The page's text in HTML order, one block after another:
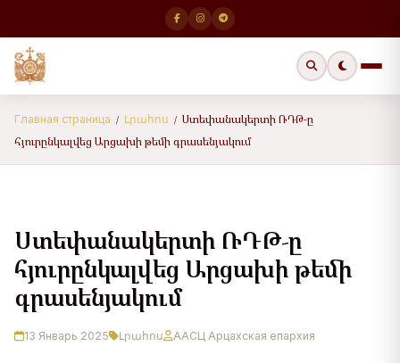
Главная страница / Լրահոս / Ստեփանակերտի ՌԴԹ-ը
հյուրընկալվեց Արցախի թեմի գրասենյակում
Ստեփանակերտի ՌԴԹ-ը
հյուրընկալվեց Արցախի թեմի
գրասենյակում
13 Январь 2025 Լրահոս ААСЦ Арцахская епархия